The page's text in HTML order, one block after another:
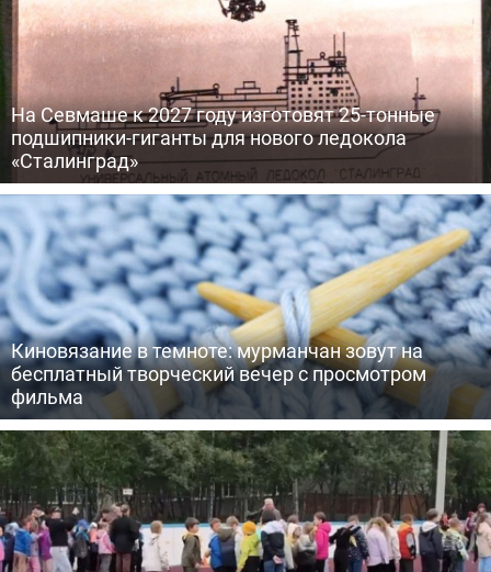
На Севмаше к 2027 году изготовят 25-тонные
подшипники-гиганты для нового ледокола
«Сталинград»
Киновязание в темноте: мурманчан зовут на
бесплатный творческий вечер с просмотром
фильма